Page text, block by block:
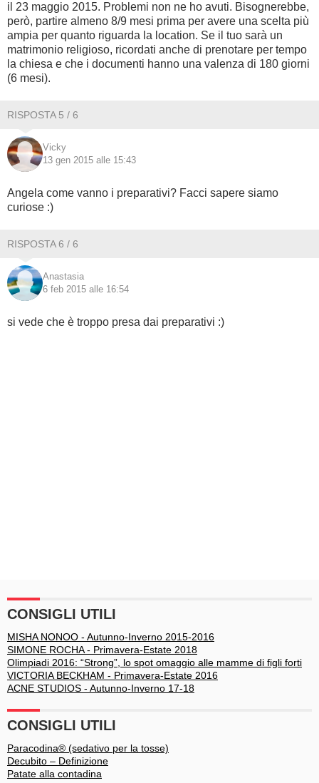
il 23 maggio 2015. Problemi non ne ho avuti. Bisognerebbe,
però, partire almeno 8/9 mesi prima per avere una scelta più
ampia per quanto riguarda la location. Se il tuo sarà un
matrimonio religioso, ricordati anche di prenotare per tempo
la chiesa e che i documenti hanno una valenza di 180 giorni
(6 mesi).
RISPOSTA 5 / 6
Vicky
13 gen 2015 alle 15:43
Angela come vanno i preparativi? Facci sapere siamo
curiose :)
RISPOSTA 6 / 6
Anastasia
6 feb 2015 alle 16:54
si vede che è troppo presa dai preparativi :)
CONSIGLI UTILI
MISHA NONOO - Autunno-Inverno 2015-2016
SIMONE ROCHA - Primavera-Estate 2018
Olimpiadi 2016: “Strong”, lo spot omaggio alle mamme di figli forti
VICTORIA BECKHAM - Primavera-Estate 2016
ACNE STUDIOS - Autunno-Inverno 17-18
CONSIGLI UTILI
Paracodina® (sedativo per la tosse)
Decubito – Definizione
Patate alla contadina